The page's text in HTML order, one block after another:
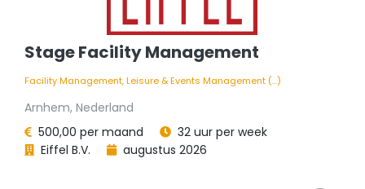
Stage Facility Management
Facility Management, Leisure & Events Management (...)
Arnhem, Nederland
500,00 per maand
32 uur per week
Eiffel B.V.
augustus 2026